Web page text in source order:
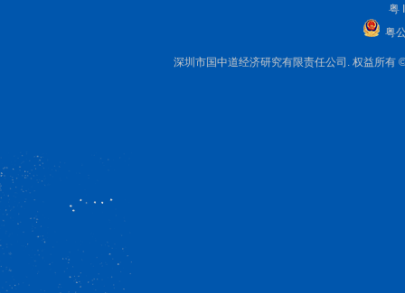
粤
粤
深圳市国中道经济研究有限责任公司. 权益所